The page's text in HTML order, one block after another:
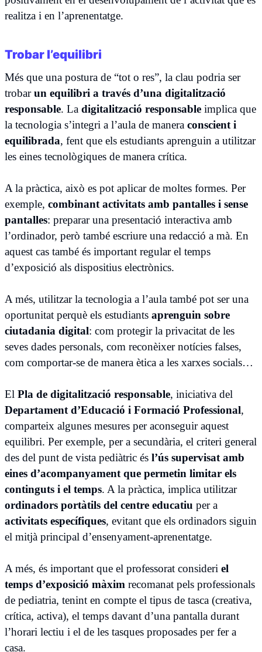
realitza i en l’aprenentatge.
Trobar l’equilibri
Més que una postura de “tot o res”, la clau podria ser
trobar un equilibri a través d’una digitalització
responsable. La digitalització responsable implica que
la tecnologia s’integri a l’aula de manera conscient i
equilibrada, fent que els estudiants aprenguin a utilitzar
les eines tecnològiques de manera crítica.
A la pràctica, això es pot aplicar de moltes formes. Per
exemple, combinant activitats amb pantalles i sense
pantalles: preparar una presentació interactiva amb
l’ordinador, però també escriure una redacció a mà. En
aquest cas també és important regular el temps
d’exposició als dispositius electrònics.
A més, utilitzar la tecnologia a l’aula també pot ser una
oportunitat perquè els estudiants aprenguin sobre
ciutadania digital: com protegir la privacitat de les
seves dades personals, com reconèixer notícies falses,
com comportar-se de manera ètica a les xarxes socials…
El Pla de digitalització responsable, iniciativa del
Departament d’Educació i Formació Professional,
comparteix algunes mesures per aconseguir aquest
equilibri. Per exemple, per a secundària, el criteri general
des del punt de vista pediàtric és l’ús supervisat amb
eines d’acompanyament que permetin limitar els
continguts i el temps. A la pràctica, implica utilitzar
ordinadors portàtils del centre educatiu per a
activitats específiques, evitant que els ordinadors siguin
el mitjà principal d’ensenyament-aprenentatge.
A més, és important que el professorat consideri el
temps d’exposició màxim recomanat pels professionals
de pediatria, tenint en compte el tipus de tasca (creativa,
crítica, activa), el temps davant d’una pantalla durant
l’horari lectiu i el de les tasques proposades per fer a
casa.